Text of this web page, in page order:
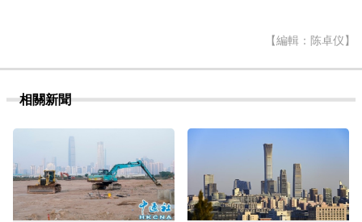
【編輯：陈卓仪】
相關新聞